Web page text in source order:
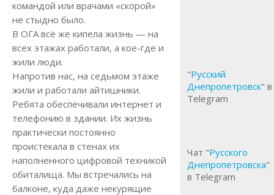
командой или врачами «скорой»
не стыдно было.
В ОГА всё же кипела жизнь — на
всех этажах работали, а кое-где и
жили люди.
Напротив нас, на седьмом этаже
жили и работали айтишники.
Ребята обеспечивали интернет и
телефонию в здании. Их жизнь
практически постоянно
проистекала в стенах их
наполненного цифровой техникой
обиталища. Мы встречались на
балконе, куда даже некурящие
"Русский
Днепропетровск" в
Telegram
Чат "Русского
Днепропетровска"
в Telegram